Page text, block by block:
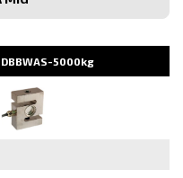
DBBWAS-5000kg